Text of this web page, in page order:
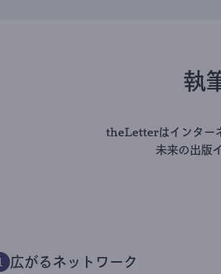
執
theLetterはインター
未来の出版
広がるネットワーク